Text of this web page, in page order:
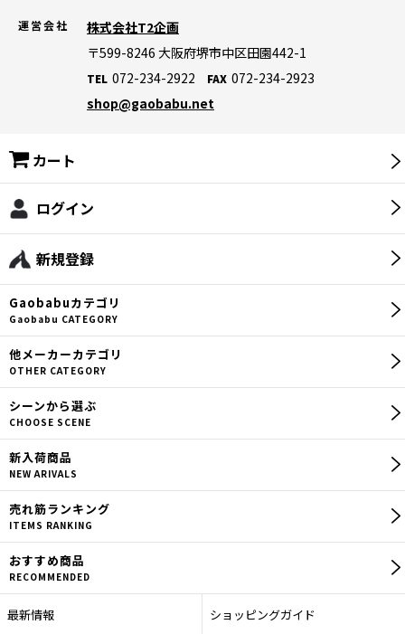
【災害対策】非常用トイレ
【災害対策】生活用品・その他
【災害対策】暑さ対策・冷却グッズ
ロゴス(LOGOS)
【ヤエンロッド】
【ヤエン釣り用品】
【エギ】
【エギングロッド】
【エギング用品】
【ロッドカバー】
【セット商品】
【ウエア】
【その他】
運営会社
株式会社T2企画
〒599-8246 大阪府堺市中区田園442-1
TEL 072-234-2922 FAX 072-234-2923
shop@gaobabu.net
新規登録
ログイン
カート
Gaobabuカテゴリ
Gaobabu CATEGORY
他メーカーカテゴリ
OTHER CATEGORY
シーンから選ぶ
CHOOSE SCENE
新入荷商品
NEW ARIVALS
売れ筋ランキング
ITEMS RANKING
おすすめ商品
RECOMMENDED
最新情報 ショッピングガイド